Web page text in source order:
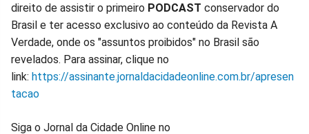
direito de assistir o primeiro PODCAST conservador do
Brasil e ter acesso exclusivo ao conteúdo da Revista A
Verdade, onde os "assuntos proibidos" no Brasil são
revelados. Para assinar, clique no
link: https://assinante.jornaldacidadeonline.com.br/apresen
tacao
Siga o Jornal da Cidade Online no